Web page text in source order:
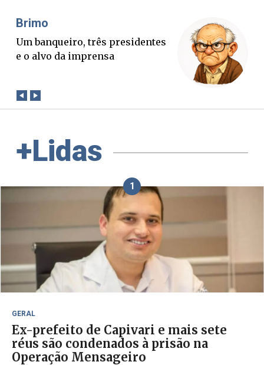
Misael Elias
O Boato corre mais rápido que a
verdade. Mas quem paga a
+Lidas
1
GERAL
Ex-prefeito de Capivari e mais sete
réus são condenados à prisão na
Operação Mensageiro